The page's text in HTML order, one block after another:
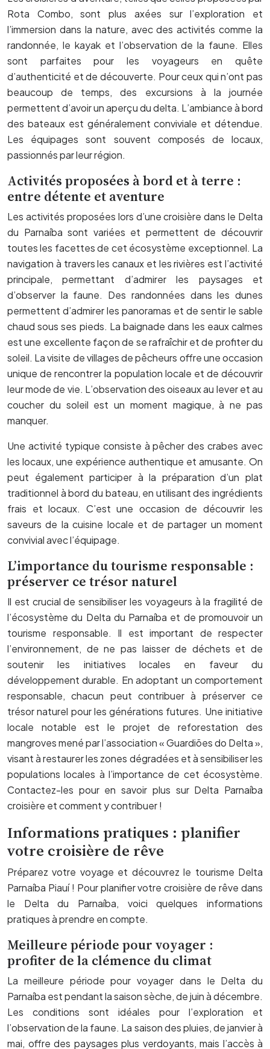
Rota Combo, sont plus axées sur l’exploration et
l’immersion dans la nature, avec des activités comme la
randonnée, le kayak et l’observation de la faune. Elles
sont parfaites pour les voyageurs en quête
d’authenticité et de découverte. Pour ceux qui n’ont pas
beaucoup de temps, des excursions à la journée
permettent d’avoir un aperçu du delta. L’ambiance à bord
des bateaux est généralement conviviale et détendue.
Les équipages sont souvent composés de locaux,
passionnés par leur région.
Activités proposées à bord et à terre :
entre détente et aventure
Les activités proposées lors d’une croisière dans le Delta
du Parnaíba sont variées et permettent de découvrir
toutes les facettes de cet écosystème exceptionnel. La
navigation à travers les canaux et les rivières est l’activité
principale, permettant d’admirer les paysages et
d’observer la faune. Des randonnées dans les dunes
permettent d’admirer les panoramas et de sentir le sable
chaud sous ses pieds. La baignade dans les eaux calmes
est une excellente façon de se rafraîchir et de profiter du
soleil. La visite de villages de pêcheurs offre une occasion
unique de rencontrer la population locale et de découvrir
leur mode de vie. L’observation des oiseaux au lever et au
coucher du soleil est un moment magique, à ne pas
manquer.
Une activité typique consiste à pêcher des crabes avec
les locaux, une expérience authentique et amusante. On
peut également participer à la préparation d’un plat
traditionnel à bord du bateau, en utilisant des ingrédients
frais et locaux. C’est une occasion de découvrir les
saveurs de la cuisine locale et de partager un moment
convivial avec l’équipage.
L’importance du tourisme responsable :
préserver ce trésor naturel
Il est crucial de sensibiliser les voyageurs à la fragilité de
l’écosystème du Delta du Parnaíba et de promouvoir un
tourisme responsable. Il est important de respecter
l’environnement, de ne pas laisser de déchets et de
soutenir les initiatives locales en faveur du
développement durable. En adoptant un comportement
responsable, chacun peut contribuer à préserver ce
trésor naturel pour les générations futures. Une initiative
locale notable est le projet de reforestation des
mangroves mené par l’association « Guardiões do Delta »,
visant à restaurer les zones dégradées et à sensibiliser les
populations locales à l’importance de cet écosystème.
Contactez-les pour en savoir plus sur Delta Parnaíba
croisière et comment y contribuer !
Informations pratiques : planifier
votre croisière de rêve
Préparez votre voyage et découvrez le tourisme Delta
Parnaíba Piauí ! Pour planifier votre croisière de rêve dans
le Delta du Parnaíba, voici quelques informations
pratiques à prendre en compte.
Meilleure période pour voyager :
profiter de la clémence du climat
La meilleure période pour voyager dans le Delta du
Parnaíba est pendant la saison sèche, de juin à décembre.
Les conditions sont idéales pour l’exploration et
l’observation de la faune. La saison des pluies, de janvier à
mai, offre des paysages plus verdoyants, mais l’accès à